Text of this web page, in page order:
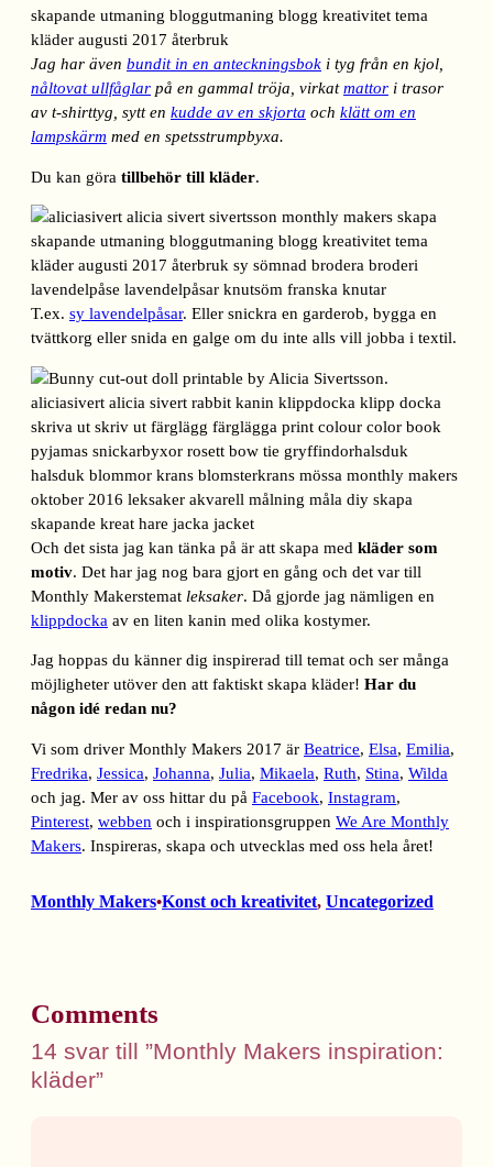
Jag har även bundit in en anteckningsbok i tyg från en kjol,
nåltovat ullfåglar på en gammal tröja, virkatmattor i trasor
av t-shirttyg, sytt en kudde av en skjorta och klätt om en
lampskärm med en spetsstrumpbyxa.
Du kan göra tillbehör till kläder.
T.ex. sy lavendelpåsar. Eller snickra en garderob, bygga en
tvättkorg eller snida en galge om du inte alls vill jobba i textil.
Och det sista jag kan tänka på är att skapa med kläder som
motiv. Det har jag nog bara gjort en gång och det var till
Monthly Makerstemat leksaker. Då gjorde jag nämligen en
klippdocka av en liten kanin med olika kostymer.
Jag hoppas du känner dig inspirerad till temat och ser många
möjligheter utöver den att faktiskt skapa kläder! Har du
någon idé redan nu?
Vi som driver Monthly Makers 2017 är Beatrice, Elsa, Emilia,
Fredrika, Jessica, Johanna, Julia, Mikaela, Ruth, Stina, Wilda
och jag. Mer av oss hittar du på Facebook, Instagram,
Pinterest, webben och i inspirationsgruppen We Are Monthly
Makers. Inspireras, skapa och utvecklas med oss hela året!
Monthly Makers•Konst och kreativitet, Uncategorized
Comments
14 svar till ”Monthly Makers inspiration:
kläder”